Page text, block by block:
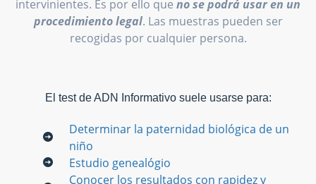
intervinientes. Es por ello que no se podrá usar en un
procedimiento legal. Las muestras pueden ser
recogidas por cualquier persona.
El test de ADN Informativo suele usarse para:
Determinar la paternidad biológica de un
niño
Estudio genealógio
Conocer los resultados con rapidez y